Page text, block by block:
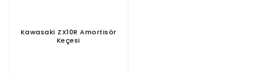
Kawasaki ZX10R Amortisör
Keçesi